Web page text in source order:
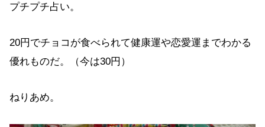
プチプチ占い。
20円でチョコが食べられて健康運や恋愛運までわかる
優れものだ。（今は30円）
ねりあめ。